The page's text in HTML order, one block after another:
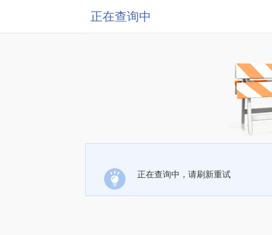
正在查询中
正在查询中，请刷新重试